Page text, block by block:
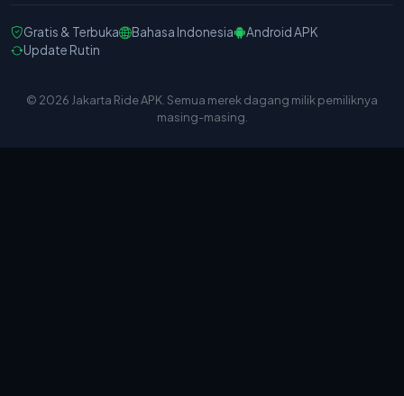
Gratis & Terbuka Bahasa Indonesia
Android APK
Update Rutin
© 2026 Jakarta Ride APK. Semua merek dagang milik pemiliknya
masing-masing.